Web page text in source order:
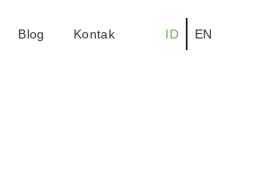
Blog Kontak ID EN